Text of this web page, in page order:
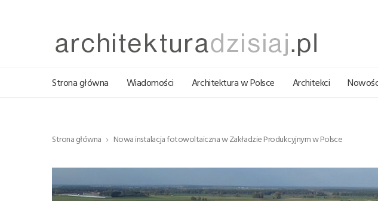
Strona główna Wiadomości Architektura w Polsce Architekci
Strona główna Nowa instalacja fotowoltaiczna w Zakładzie Produkcyjnym w Polsce